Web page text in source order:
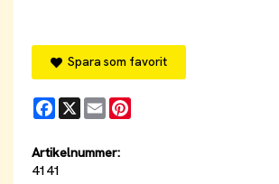
Spara som favorit
Facebook
X Email
Artikelnummer:
4141